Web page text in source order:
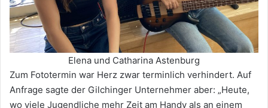
Elena und Catharina Astenburg
Zum Fototermin war Herz zwar terminlich verhindert. Auf
Anfrage sagte der Gilchinger Unternehmer aber: „Heute,
wo viele Jugendliche mehr Zeit am Handy als an einem